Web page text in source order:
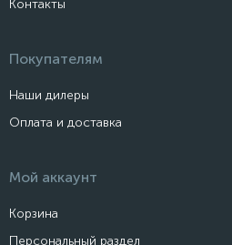
Контакты
Покупателям
Наши дилеры
Оплата и доставка
Мой аккаунт
Корзина
Персональный раздел